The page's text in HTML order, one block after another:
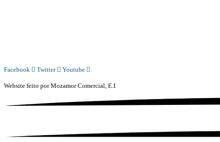
Facebook Twitter Youtube
Website feito porMozamor Comercial, E.I